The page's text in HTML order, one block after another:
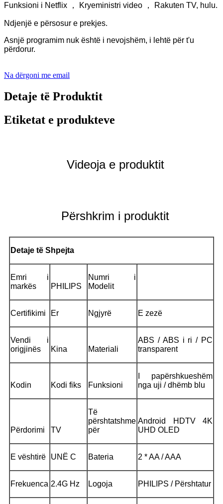
Funksioni i Netflix ， Kryeministri video ， Rakuten TV, hulu.
Ndjenjë e përsosur e prekjes.
Asnjë programim nuk është i nevojshëm, i lehtë për t'u
përdorur.
Na dërgoni me email
Detaje të Produktit
Etiketat e produkteve
Videoja e produktit
Përshkrim i produktit
Detaje të Shpejta
Emri i
markës
PHILIPS
Numri i
Modelit
Certifikimi Er Ngjyrë E zezë
Vendi i
origjinës
Kina Materiali
ABS / ABS i ri / PC
transparent
Kodin Kodi fiks Funksioni
I papërshkueshëm
nga uji / dhëmb blu
Përdorimi TV
Të
përshtatshme
për
Android HDTV 4K
UHD OLED
E vështirë UNË C Bateria 2 * AA / AAA
Frekuenca 2.4G Hz Logoja PHILIPS / Përshtatur